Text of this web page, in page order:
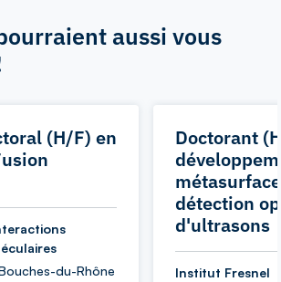
aussi vous
(H/F) en
Bouches-du-Rhône
Doctorant
détection
d'ultrasons
Institut Fresnel